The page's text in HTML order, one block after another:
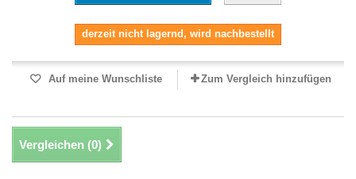
derzeit nicht lagernd, wird nachbestellt
Auf meine Wunschliste Zum Vergleich hinzufügen
Vergleichen (0)